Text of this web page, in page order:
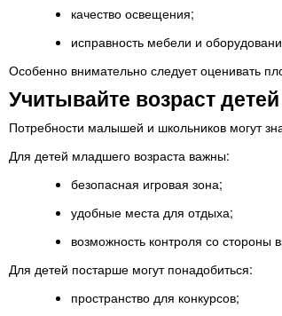
качество освещения;
исправность мебели и
Особенно внимательно следует оценивать
Учитывайте возраст детей
Потребности малышей и школьников могут
Для детей младшего возраста важны:
безопасная игровая зона;
удобные места для отдыха;
возможность контроля со стороны
Для детей постарше могут понадобиться:
пространство для конкурсов;